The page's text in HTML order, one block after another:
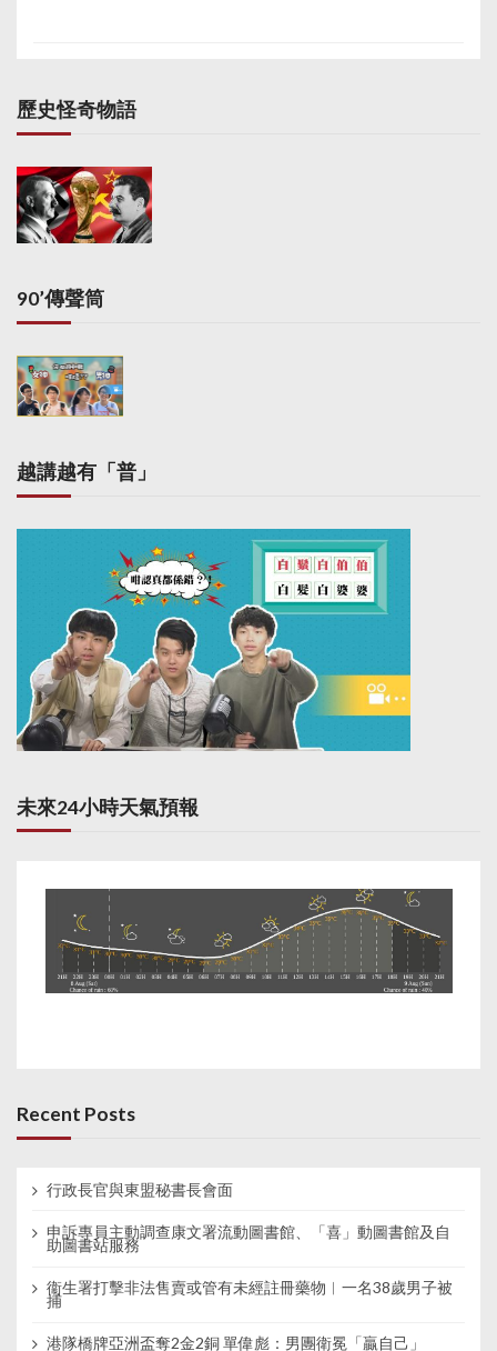
特通電話，杜特爾特助
手指兩人通話約7分
特於2017年訪美。
歷史怪奇物語
90’傳聲筒
越講越有「普」
未來24小時天氣預報
Recent Posts
行政長官與東盟秘書長會面
申訴專員主動調查康文署流動圖書館、「喜」動圖書館及自
助圖書站服務
衞生署打擊非法售賣或管有未經註冊藥物︱一名38歲男子被
捕
港隊橋牌亞洲盃奪2金2銅 單偉彪：男團衛冕「贏自己」